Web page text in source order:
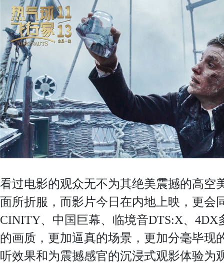
看过电影的观众无不为其绝美震撼的高空
面所折服，而影片今日在内地上映，更会
CINITY、中国巨幕、临境音DTS:X、4DX
的画质，更加逼真的场景，更加分毫毕现
听效果和为震撼感官的沉浸式观影体验为